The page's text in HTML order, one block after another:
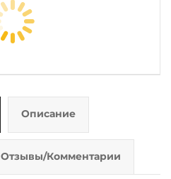
Описание
Отзывы/Комментарии